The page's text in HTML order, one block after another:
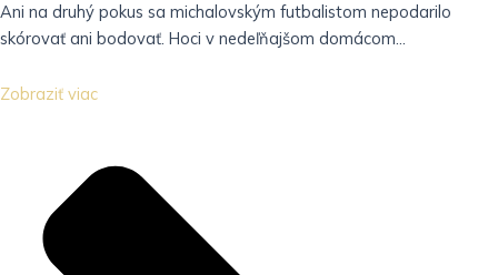
Ani na druhý pokus sa michalovským futbalistom nepodarilo
skórovať ani bodovať. Hoci v nedeľňajšom domácom...
Zobraziť viac